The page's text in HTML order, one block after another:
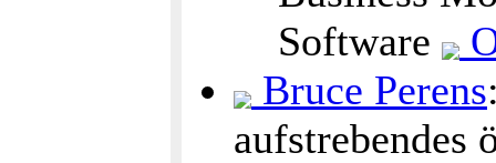
Software
Bruce Perens
aufstrebendes